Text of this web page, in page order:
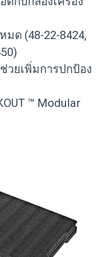
มด (48-22-8424,
วยเพิ่มการปกป้อง
™ Modular